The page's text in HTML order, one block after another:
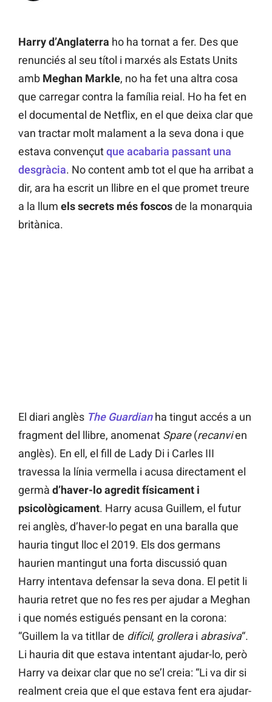
Harry d’Anglaterra ho ha tornat a fer. Des que
renunciés al seu títol i marxés als Estats Units
amb Meghan Markle, no ha fet una altra cosa
que carregar contra la família reial. Ho ha fet en
el documental de Netflix, en el que deixa clar que
van tractar molt malament a la seva dona i que
estava convençutque acabaria passant una
desgràcia. No content amb tot el que ha arribat a
dir, ara ha escrit un llibre en el que promet treure
a la llum els secrets més foscosde la monarquia
britànica.
El diari anglès The Guardianha tingut accés a un
fragment del llibre, anomenat Spare(recanvien
anglès). En ell, el fill de Lady Di i Carles III
travessa la línia vermella i acusa directament el
germà d’haver-lo agredit físicament i
psicològicament. Harry acusa Guillem, el futur
rei anglès, d’haver-lo pegat en una baralla que
hauria tingut lloc el 2019. Els dos germans
haurien mantingut una forta discussió quan
Harry intentava defensar la seva dona. El petit li
hauria retret que no fes res per ajudar a Meghan
i que només estigués pensant en la corona:
“Guillem la va titllar de difícil, grollerai abrasiva“.
Li hauria dit que estava intentant ajudar-lo, però
Harry va deixar clar que no se’l creia: “Li va dir si
realment creia que el que estava fent era ajudar-